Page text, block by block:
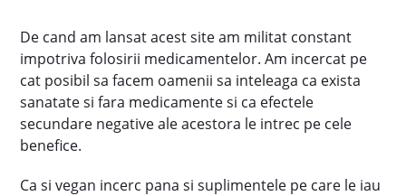
De cand am lansat acest site am militat constant
impotriva folosirii medicamentelor. Am incercat pe
cat posibil sa facem oamenii sa inteleaga ca exista
sanatate si fara medicamente si ca efectele
secundare negative ale acestora le intrec pe cele
benefice.
Ca si vegan incerc pana si suplimentele pe care le iau